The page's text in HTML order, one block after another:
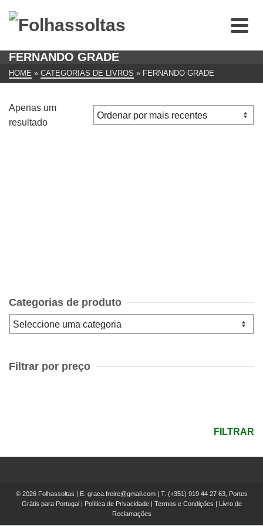
FERNANDO GRADE
HOME » CATEGORIAS DE LIVROS » FERNANDO GRADE
Apenas um
resultado
Categorias de produto
Filtrar por preço
FILTRAR
© 2026 Folhassoltas | E. graca.freire@gmail.com| T. (+351) 919 44 27 63, Portes
Grátis para Portugal | Política de Privacidade| Termos e Condições | Livro de
Reclamações